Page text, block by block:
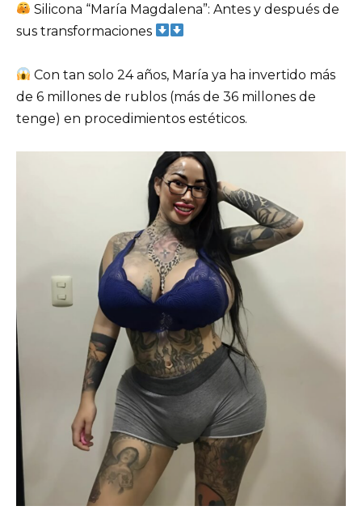
Silicona “María Magdalena”: Antes y después de
sus transformaciones
Con tan solo 24 años, María ya ha invertido más
de 6 millones de rublos (más de 36 millones de
tenge) en procedimientos estéticos.